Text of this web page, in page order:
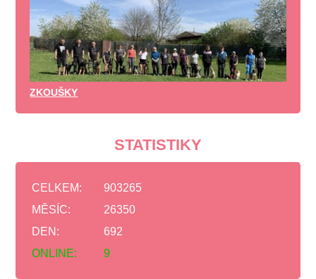
ZKOUŠKY
STATISTIKY
ONLINE: 9
CELKEM:
903265
MĚSÍC:
26350
DEN:
692